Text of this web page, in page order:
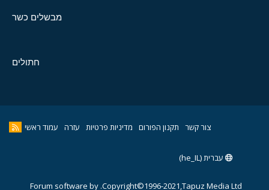
מבשלים כשר
חתולים
צור קשר תקנון הפורום מדיניות פרטיות עזרה עמוד ראשי
עברית (he_IL)
Copyright©1996-2021,Tapuz Media Ltd.
Forum software by